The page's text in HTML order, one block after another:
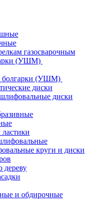
газосварочным
(УШМ)
болгарки (УШМ)
диски
диски
круги и диски
дереву
и обдирочные